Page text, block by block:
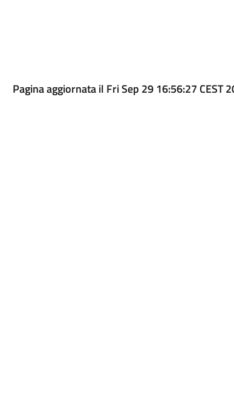
Pagina aggiornata il Fri Sep 29 16:56:27 CEST